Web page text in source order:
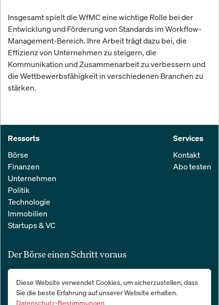
Insgesamt spielt die WfMC eine wichtige Rolle bei der
Entwicklung und Förderung von Standards im Workflow-
Management-Bereich. Ihre Arbeit trägt dazu bei, die
Effizienz von Unternehmen zu steigern, die
Kommunikation und Zusammenarbeit zu verbessern und
die Wettbewerbsfähigkeit in verschiedenen Branchen zu
stärken.
Ressorts
Börse
Finanzen
Unternehmen
Politik
Technologie
Immobilien
Startups & VC
Services
Kontakt
Abo testen
Der Börse einen Schritt voraus
Alle relevanten Nachrichten aus Wirtschaft und Finanzen in einer
einfachen E-Mail. 100 % kostenlos:
Diese Website verwendet Cookies, um sicherzustellen, dass
Sie die beste Erfahrung auf unserer Website erhalten.
Datenschutz-Bestimmungen